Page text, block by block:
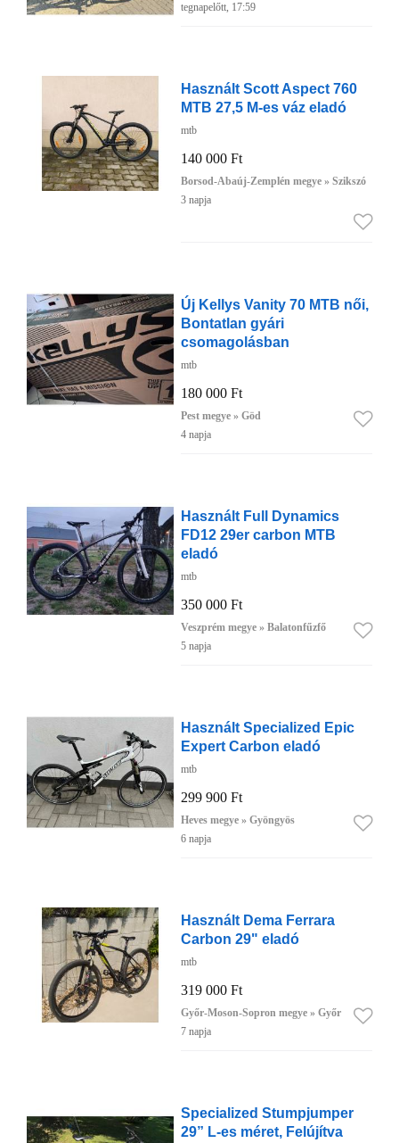
tegnapelőtt, 17:59
Használt Scott Aspect 760
MTB 27,5 M-es váz eladó
mtb
140 000 Ft
Borsod-Abaúj-Zemplén megye » Szikszó
3 napja
Új Kellys Vanity 70 MTB női,
Bontatlan gyári
csomagolásban
mtb
180 000 Ft
Pest megye » Göd
4 napja
Használt Full Dynamics
FD12 29er carbon MTB
eladó
mtb
350 000 Ft
Veszprém megye » Balatonfűzfő
5 napja
Használt Specialized Epic
Expert Carbon eladó
mtb
299 900 Ft
Heves megye » Gyöngyös
6 napja
Használt Dema Ferrara
Carbon 29" eladó
mtb
319 000 Ft
Győr-Moson-Sopron megye » Győr
7 napja
Specialized Stumpjumper
29” L-es méret, Felújítva